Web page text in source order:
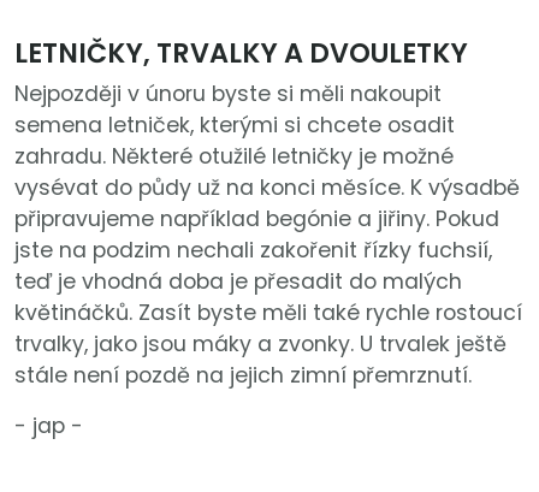
LETNIČKY, TRVALKY A DVOULETKY
Nejpozději v únoru byste si měli nakoupit
semena letniček, kterými si chcete osadit
zahradu. Některé otužilé letničky je možné
vysévat do půdy už na konci měsíce. K výsadbě
připravujeme například begónie a jiřiny. Pokud
jste na podzim nechali zakořenit řízky fuchsií,
teď je vhodná doba je přesadit do malých
květináčků. Zasít byste měli také rychle rostoucí
trvalky, jako jsou máky a zvonky. U trvalek ještě
stále není pozdě na jejich zimní přemrznutí.
- jap -